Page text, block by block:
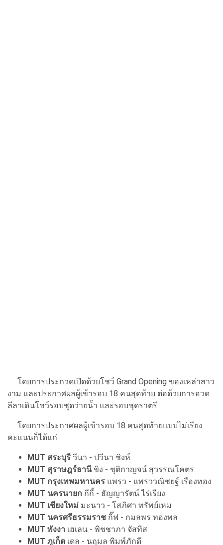
โดยการประกวดเปิดด้วยโชว์ Grand Opening ของเหล่าสาว
งาม และประกาศผลผู้เข้ารอบ 18 คนสุดท้าย ต่อด้วยการอวด
ลีลาเดินโชว์รอบชุดว่ายน้ำ และรอบชุดราตรี
โดยการประกาศผลผู้เข้ารอบ 18 คนสุดท้ายแบบไม่เรียง
คะแนนก็ได้แก่
MUT สระบุรี วีนา - ปวีนา ซิงห์
MUT สุราษฎร์ธานีขิง - ชุติกาญจน์ สุวรรณโคตร
MUT กรุงเทพมหานคร แพรว - แพรววณิชยฐ์ เรืองทอง
MUT นครนายก กีกี้ - ธัญญารัตน์ ไร่เรียง
MUT เชียงใหม่ มะนาว - โสภิศา ทรัพย์เหม
MUT นครศรีธรรมราช กิ๊ฟ - กมลพร ทองพล
MUT พังงา เฮเลน - พิชชาภา จัสทิส
MUT ภูเก็ต เดล - นฤมล พิมพ์ภักดี